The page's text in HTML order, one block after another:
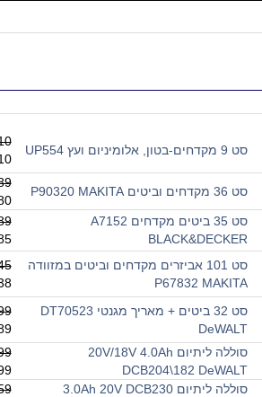
סט 9 מקדחים-בטון, אלומיניום ועץ UP554
₪10
סט 36 מקדחים וביטים P90320 MAKITA
₪80
סט 35 ביטים מקדחים A7152
BLACK&DECKER
₪85
סט 101 אביזרים מקדחים וביטים במזוודה
P67832 MAKITA
₪138
סט 32 ביטים + מאריך מגנטי DT70523
DeWALT
₪189
סוללה ליתיום 20V/18V 4.0Ah
DCB204\182 DeWALT
₪299
סוללה ליתיום 3.0Ah 20V DCB230